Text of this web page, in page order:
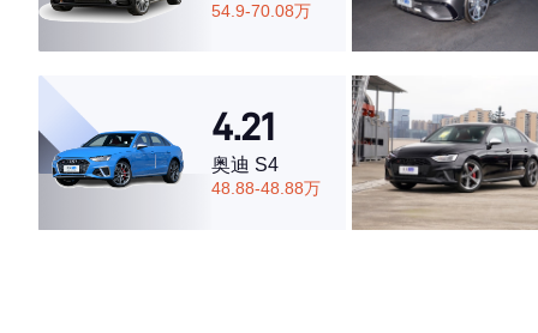
54.9-70.08万
4.21
奥迪 S4
48.88-48.88万